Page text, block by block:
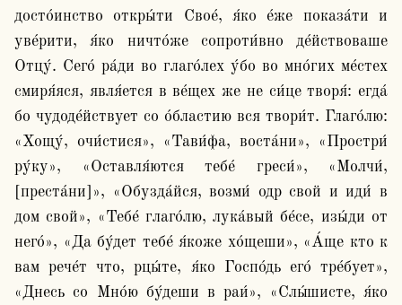
досто́инство откры́ти Свое́, я́ко е́же показа́ти и
уве́рити, я́ко ничто́же сопроти́вно де́йствоваше
Отцу́. Сего́ ра́ди во глаго́лех у́бо во мно́гих ме́стех
смиря́яся, явля́ется в ве́щех же не си́це творя́: егда́
бо чудоде́йствует со о́бластию вся твори́т. Глаго́лю:
«Хощу́, очи́стися», «Тави́фа, воста́ни», «Простри́
ру́ку», «Оставля́ются тебе́ греси́», «Молчи́,
[преста́ни]», «Обузда́йся, возми́ одр свой и иди́ в
дом свой», «Тебе́ глаго́лю, лука́вый бе́се, изы́ди от
него́», «Да бу́дет тебе́ я́коже хо́щеши», «А́ще кто к
вам рече́т что, рцы́те, я́ко Госпо́дь его́ тре́бует»,
«Днесь со Мно́ю бу́деши в раи́», «Слы́шисте, я́ко